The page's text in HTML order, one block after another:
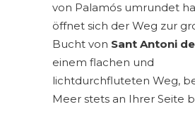
von Palamós umrundet
öffnet sich der Weg zur
Bucht von Sant Antoni
einem flachen und
lichtdurchfluteten Weg,
Meer stets an Ihrer Seite